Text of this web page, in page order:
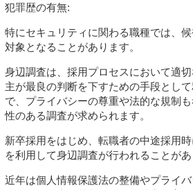
犯罪歴の有無:
特にセキュリティに関わる職種では、
対象となることがあります。
身辺調査は、採用プロセスにおいて適
主が最良の判断を下すための手段とし
で、プライバシーの尊重や法的な規制
性のある調査が求められます。
新卒採用をはじめ、転職者の中途採用
を利用して身辺調査が行われることがあ
近年は個人情報保護法の整備やプライ